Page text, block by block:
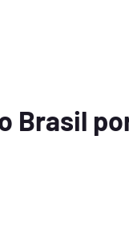
Brasil